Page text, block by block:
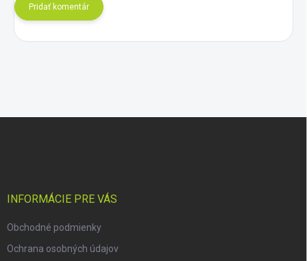
Pridať komentár
INFORMÁCIE PRE VÁS
Obchodné podmienky
Ochrana osobných údajov